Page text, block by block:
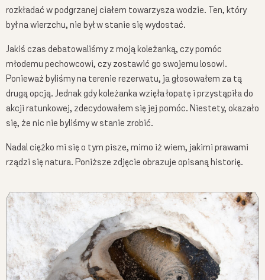
rozkładać w podgrzanej ciałem towarzysza wodzie. Ten, który
był na wierzchu, nie był w stanie się wydostać.
Jakiś czas debatowaliśmy z moją koleżanką, czy pomóc
młodemu pechowcowi, czy zostawić go swojemu losowi.
Ponieważ byliśmy na terenie rezerwatu, ja głosowałem za tą
drugą opcją. Jednak gdy koleżanka wzięła łopatę i przystąpiła do
akcji ratunkowej, zdecydowałem się jej pomóc. Niestety, okazało
się, że nic nie byliśmy w stanie zrobić.
Nadal ciężko mi się o tym pisze, mimo iż wiem, jakimi prawami
rządzi się natura. Poniższe zdjęcie obrazuje opisaną historię.